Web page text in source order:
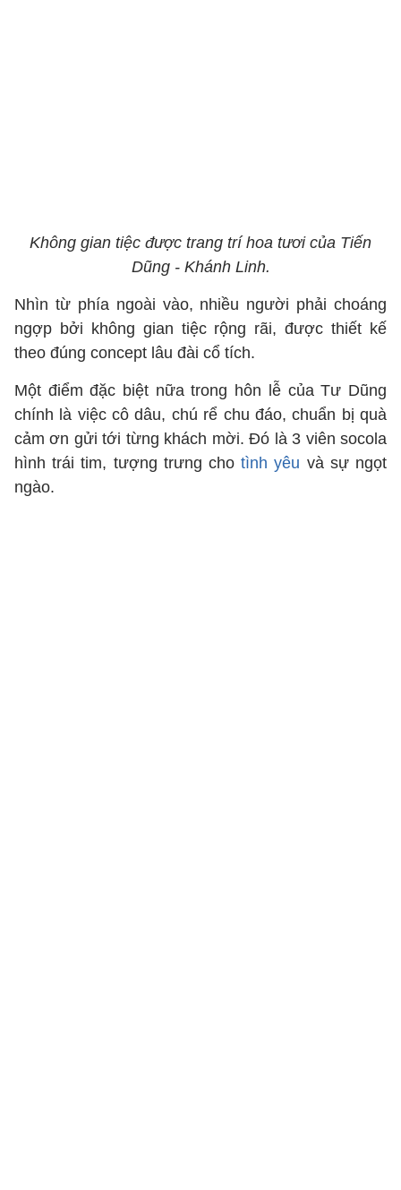
Không gian tiệc được trang trí hoa tươi của Tiến
Dũng - Khánh Linh.
Nhìn từ phía ngoài vào, nhiều người phải choáng
ngợp bởi không gian tiệc rộng rãi, được thiết kế
theo đúng concept lâu đài cổ tích.
Một điểm đặc biệt nữa trong hôn lễ của Tư Dũng
chính là việc cô dâu, chú rể chu đáo, chuẩn bị quà
cảm ơn gửi tới từng khách mời. Đó là 3 viên socola
hình trái tim, tượng trưng chotình yêu và sự ngọt
ngào.